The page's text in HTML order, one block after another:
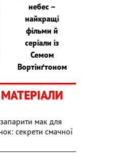
небес –
найкращі
фільми й
серіали із
Семом
Вортінґтоном
мак для
секрети смачної